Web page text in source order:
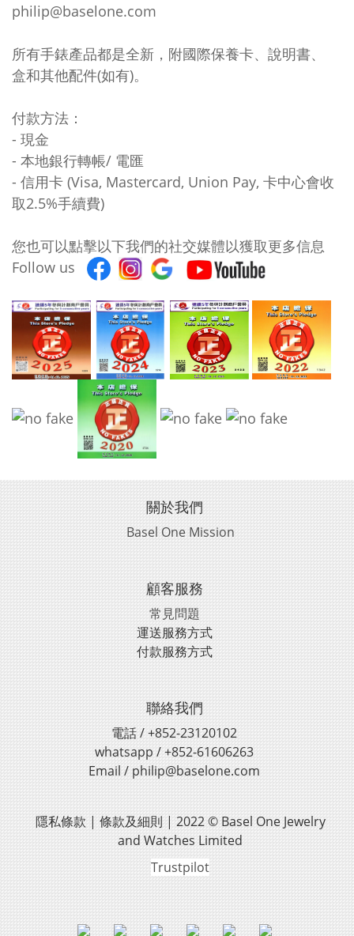
philip@baselone.com
所有手錶產品都是全新，附國際保養卡、說明書、
盒和其他配件(如有)。
付款方法：
- 現金
- 本地銀行轉帳/ 電匯
- 信用卡 (Visa, Mastercard, Union Pay, 卡中心會收
取2.5%手續費)
您也可以點擊以下我們的社交媒體以獲取更多信息
Follow us
關於我們
Basel One Mission
顧客服務
常見問題
運送服務方式
付款服務方式
聯絡我們
電話 / +852-23120102
whatsapp / +852-61606263
Email / philip@baselone.com
隱私條款 | 條款及細則 | 2022 © Basel One Jewelry
and Watches Limited
Trustpilot